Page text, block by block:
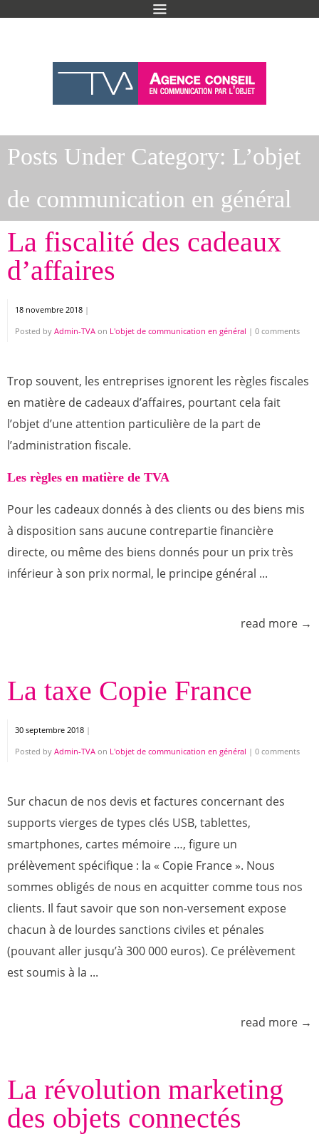
Posts Under Category: L’objet
de communication en général
La fiscalité des cadeaux
d’affaires
18 novembre 2018 |
Posted by Admin-TVA on L'objet de communication en général | 0 comments
Trop souvent, les entreprises ignorent les règles fiscales
en matière de cadeaux d’affaires, pourtant cela fait
l’objet d’une attention particulière de la part de
l’administration fiscale.
Les règles en matière de TVA
Pour les cadeaux donnés à des clients ou des biens mis
à disposition sans aucune contrepartie financière
directe, ou même des biens donnés pour un prix très
inférieur à son prix normal, le principe général ...
read more →
La taxe Copie France
30 septembre 2018 |
Posted by Admin-TVA on L'objet de communication en général | 0 comments
Sur chacun de nos devis et factures concernant des
supports vierges de types clés USB, tablettes,
smartphones, cartes mémoire …, figure un
prélèvement spécifique : la « Copie France ». Nous
sommes obligés de nous en acquitter comme tous nos
clients. Il faut savoir que son non-versement expose
chacun à de lourdes sanctions civiles et pénales
(pouvant aller jusqu’à 300 000 euros). Ce prélèvement
est soumis à la ...
read more →
La révolution marketing
des objets connectés